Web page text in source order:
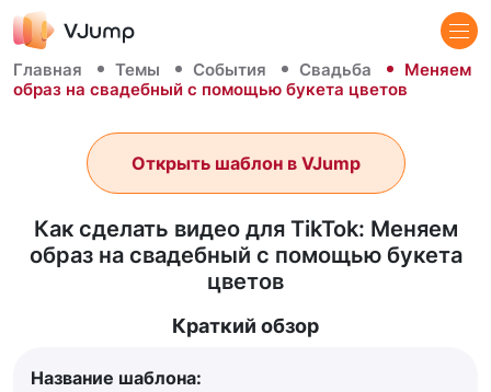
Главная Темы События Свадьба
Меняем
образ на свадебный с помощью букета цветов
Как сделать видео для TikTok: Меняем
образ на свадебный с помощью букета
цветов
Открыть шаблон в VJump
Краткий обзор
Название шаблона: